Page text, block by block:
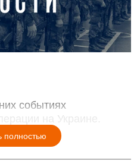
событиях
на Украине.
полностью